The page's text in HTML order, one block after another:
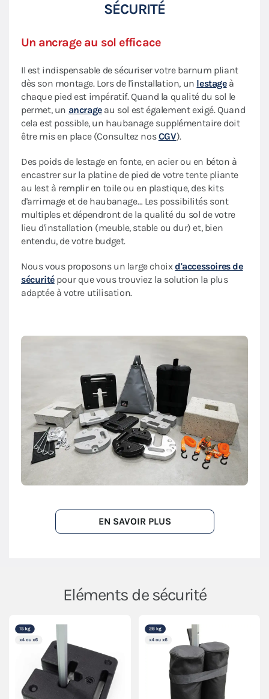
SÉCURITÉ
Un ancrage au sol efficace
Il est indispensable de sécuriser votre barnum pliant
dès son montage. Lors de l'installation, un lestageà
chaque pied est impératif. Quand la qualité du sol le
permet, un ancrageau sol est également exigé. Quand
cela est possible, un haubanage supplémentaire doit
être mis en place (Consultez nosCGV).
Des poids de lestage en fonte, en acier ou en béton à
encastrer sur la platine de pied de votre tente pliante
au lest à remplir en toile ou en plastique, des kits
d'arrimage et de haubanage… Les possibilités sont
multiples et dépendront de la qualité du sol de votre
lieu d'installation (meuble, stable ou dur) et, bien
entendu, de votre budget.
Nous vous proposons un large choixd'accessoires de
sécuritépour que vous trouviez la solution la plus
adaptée à votre utilisation.
EN SAVOIR PLUS
Eléments de sécurité